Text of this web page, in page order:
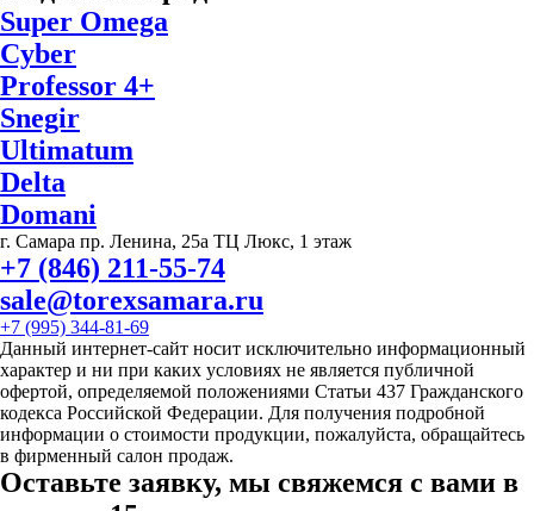
Super Omega
Cyber
Professor 4+
Snegir
Ultimatum
Delta
Domani
г. Самара пр. Ленина, 25а ТЦ Люкс, 1 этаж
+7 (846) 211-55-74
sale@torexsamara.ru
+7 (995) 344-81-69
Данный интернет-сайт носит исключительно информационный
характер и ни при каких условиях не является публичной
офертой, определяемой положениями Статьи 437 Гражданского
кодекса Российской Федерации. Для получения подробной
информации о стоимости продукции, пожалуйста, обращайтесь
в фирменный салон продаж.
Оставьте заявку, мы свяжемся с вами в